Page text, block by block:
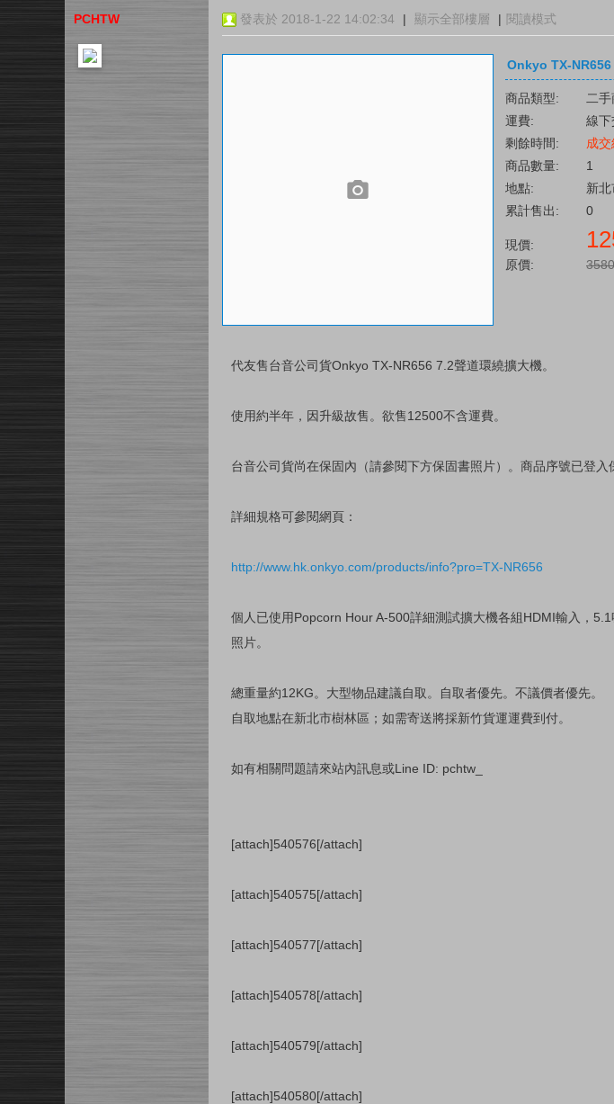
PCHTW 發表於 2018-1-22 14:02:34 | 顯示全部樓層 | 閱讀模式
Onkyo TX-NR656
商品類型:
二
運費:
線下
剩餘時間:
成
商品數量:
1
地點:
新北
累計售出:
0
現價:
原價:
代友售台音公司貨Onkyo TX-NR656 7.2聲道環繞擴大機。
使用約半年，因升級故售。欲售12500不含運費。
台音公司貨尚在保固內（請參閱下方保固書照片）。商品序號已登入
詳細規格可參閱網頁：
http://www.hk.onkyo.com/products/info?pro=TX-NR656
個人已使用Popcorn Hour A-500詳細測試擴大機各組HDMI輸入，
照片。
總重量約12KG。大型物品建議自取。自取者優先。不議價者優先。
自取地點在新北市樹林區；如需寄送將採新竹貨運運費到付。
如有相關問題請來站內訊息或Line ID: pchtw_
[attach]540576[/attach]
[attach]540575[/attach]
[attach]540577[/attach]
[attach]540578[/attach]
[attach]540579[/attach]
[attach]540580[/attach]